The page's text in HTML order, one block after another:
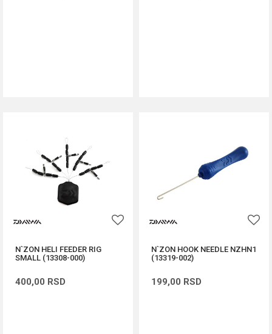
N`ZON HELI FEEDER RIG
SMALL (13308-000)
400,00 RSD
N`ZON HOOK NEEDLE NZHN1
(13319-002)
199,00 RSD